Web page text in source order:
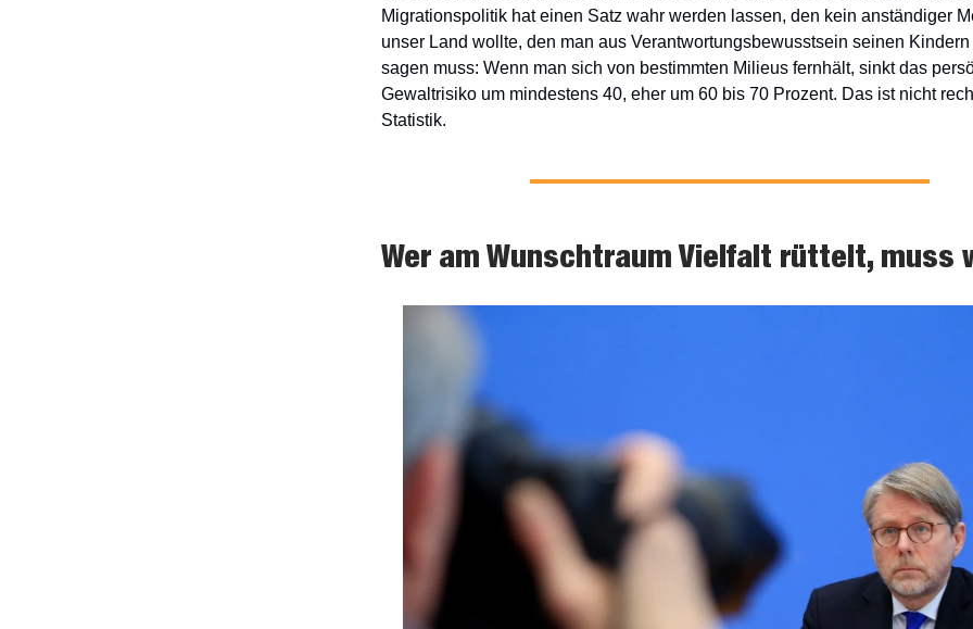
Migrationspolitik hat einen Satz wahr werden lassen, den kein anständiger
unser Land wollte, den man aus Verantwortungsbewusstsein seinen
sagen muss: Wenn man sich von bestimmten Milieus fernhält, sinkt das
Gewaltrisiko um mindestens 40, eher um 60 bis 70 Prozent. Das ist nicht
Statistik.
Wer am Wunschtraum Vielfalt rüttelt, muss